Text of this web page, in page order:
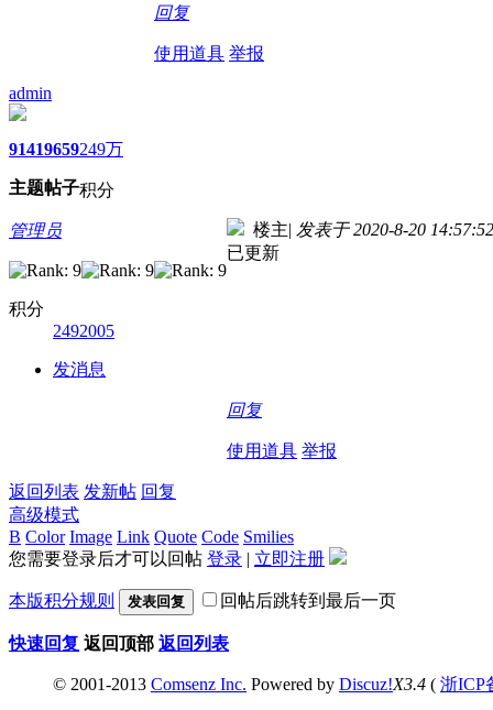
回复
使用道具 举报
admin
9141
主题
9659
帖子
249万
积分
管理员
积分
2492005
发消息
楼主| 发表于 2020-8-20 14:57:52
已更新
回复
使用道具 举报
返回列表 发新帖 回复
高级模式
B Color Image Link Quote Code Smilies
您需要登录后才可以回帖 登录 | 立即注册
本版积分规则 发表回复 回帖后跳转到最后一页
快速回复 返回顶部 返回列表
© 2001-2013 Comsenz Inc. Powered by Discuz!X3.4 ( 浙ICP